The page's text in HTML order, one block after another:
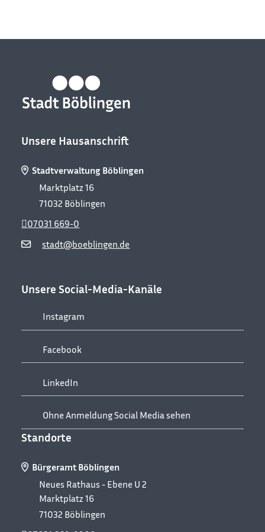
Unsere Hausanschrift
Stadtverwaltung Böblingen
Marktplatz 16
71032 Böblingen
stadt@boeblingen.de
07031 669-0
Unsere Social-Media-Kanäle
Instagram
Facebook
LinkedIn
Ohne Anmeldung Social Media sehen
Standorte
Bürgeramt Böblingen
Neues Rathaus - Ebene U 2
Marktplatz 16
71032 Böblingen